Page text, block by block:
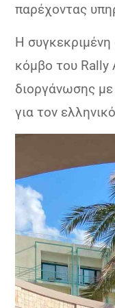
παρέχοντας
Η συγκεκριμένη
κόμβο του Rally
διοργάνωσης
για τον